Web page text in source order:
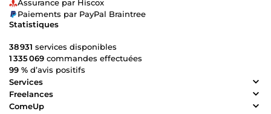
Assurance par Hiscox
Paiements par PayPal Braintree
Statistiques
38 931 services disponibles
1 335 069 commandes effectuées
99 % d’avis positifs
Services
Freelances
ComeUp